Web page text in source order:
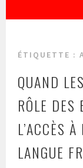
ÉTIQUETTE :
QUAND
RÔLE DES
L’ACCÈS
LANGUE